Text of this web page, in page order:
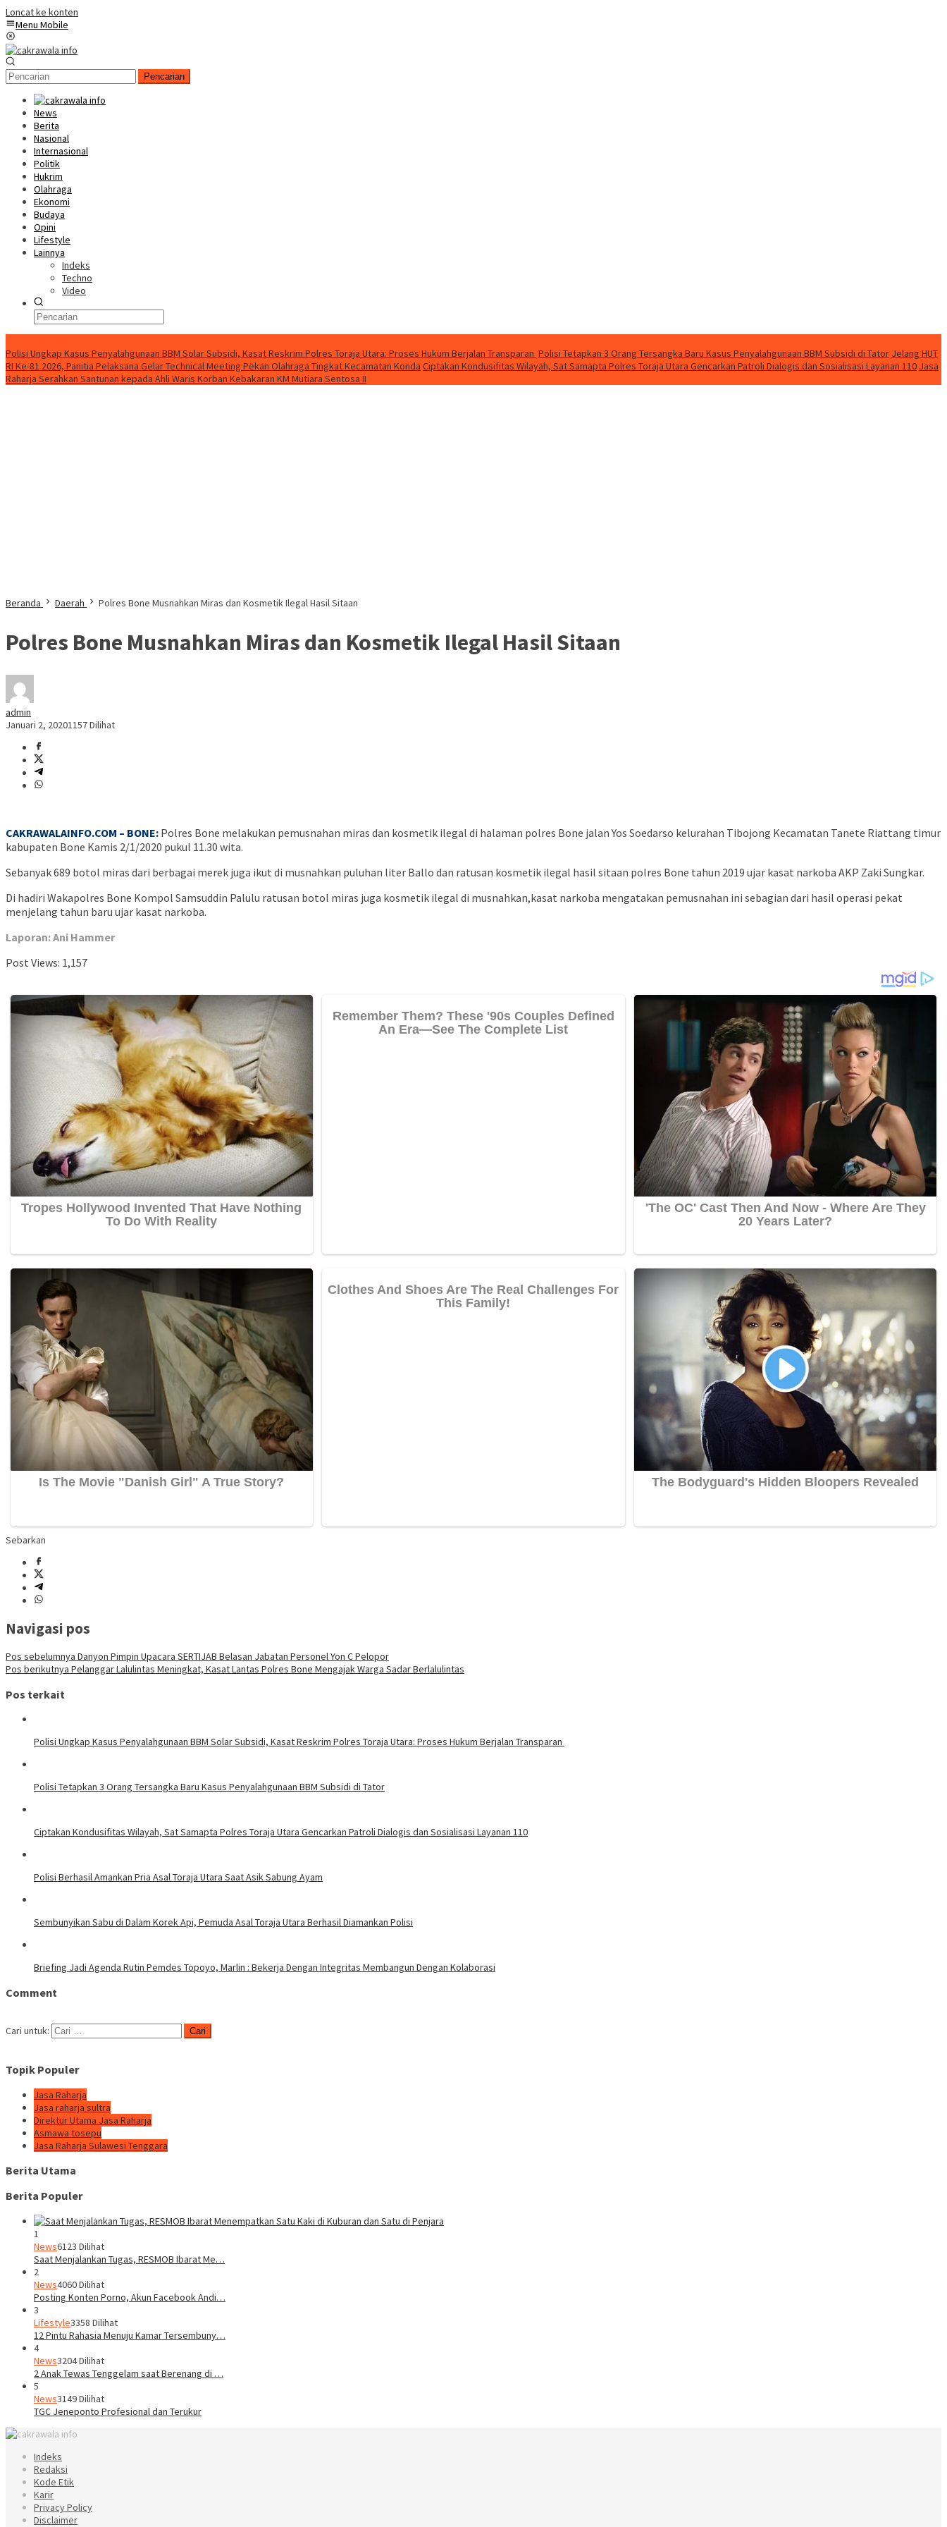
Loncat ke konten
Menu Mobile
Pencarian
News
Berita
Nasional
Internasional
Politik
Hukrim
Olahraga
Ekonomi
Budaya
Opini
Lifestyle
Lainnya
Indeks
Techno
Video
Polisi Ungkap Kasus Penyalahgunaan BBM Solar Subsidi, Kasat Reskrim Polres Toraja Utara: Proses Hukum Berjalan Transparan Polisi Tetapkan 3 Orang Tersangka Baru Kasus Penyalahgunaan BBM Subsidi di Tator Jelang HUT
RI Ke-81 2026, Panitia Pelaksana Gelar Technical Meeting Pekan Olahraga Tingkat Kecamatan Konda Ciptakan Kondusifitas Wilayah, Sat Samapta Polres Toraja Utara Gencarkan Patroli Dialogis dan Sosialisasi Layanan 110 Jasa
Raharja Serahkan Santunan kepada Ahli Waris Korban Kebakaran KM Mutiara Sentosa II
Beranda Daerah Polres Bone Musnahkan Miras dan Kosmetik Ilegal Hasil Sitaan
Polres Bone Musnahkan Miras dan Kosmetik Ilegal Hasil Sitaan
admin
Januari 2, 20201157 Dilihat
CAKRAWALAINFO.COM – BONE: Polres Bone melakukan pemusnahan miras dan kosmetik ilegal di halaman polres Bone jalan Yos Soedarso kelurahan Tibojong Kecamatan Tanete Riattang timur
kabupaten Bone Kamis 2/1/2020 pukul 11.30 wita.
Sebanyak 689 botol miras dari berbagai merek juga ikut di musnahkan puluhan liter Ballo dan ratusan kosmetik ilegal hasil sitaan polres Bone tahun 2019 ujar kasat narkoba AKP Zaki Sungkar.
Di hadiri Wakapolres Bone Kompol Samsuddin Palulu ratusan botol miras juga kosmetik ilegal di musnahkan,kasat narkoba mengatakan pemusnahan ini sebagian dari hasil operasi pekat
menjelang tahun baru ujar kasat narkoba.
Laporan: Ani Hammer
Post Views: 1,157
Sebarkan
Navigasi pos
Pos sebelumnya Danyon Pimpin Upacara SERTIJAB Belasan Jabatan Personel Yon C Pelopor
Pos berikutnya Pelanggar Lalulintas Meningkat, Kasat Lantas Polres Bone Mengajak Warga Sadar Berlalulintas
Pos terkait
Polisi Ungkap Kasus Penyalahgunaan BBM Solar Subsidi, Kasat Reskrim Polres Toraja Utara: Proses Hukum Berjalan Transparan
Polisi Tetapkan 3 Orang Tersangka Baru Kasus Penyalahgunaan BBM Subsidi di Tator
Ciptakan Kondusifitas Wilayah, Sat Samapta Polres Toraja Utara Gencarkan Patroli Dialogis dan Sosialisasi Layanan 110
Polisi Berhasil Amankan Pria Asal Toraja Utara Saat Asik Sabung Ayam
Sembunyikan Sabu di Dalam Korek Api, Pemuda Asal Toraja Utara Berhasil Diamankan Polisi
Briefing Jadi Agenda Rutin Pemdes Topoyo, Marlin : Bekerja Dengan Integritas Membangun Dengan Kolaborasi
Comment
Cari untuk:
Topik Populer
Jasa Raharja
Jasa raharja sultra
Direktur Utama Jasa Raharja
Asmawa tosepu
Jasa Raharja Sulawesi Tenggara
Berita Utama
Berita Populer
1
News6123 Dilihat
Saat Menjalankan Tugas, RESMOB Ibarat Me…
2
News4060 Dilihat
Posting Konten Porno, Akun Facebook Andi…
3
Lifestyle3358 Dilihat
12 Pintu Rahasia Menuju Kamar Tersembuny…
4
News3204 Dilihat
2 Anak Tewas Tenggelam saat Berenang di …
5
News3149 Dilihat
TGC Jeneponto Profesional dan Terukur
Indeks
Redaksi
Kode Etik
Karir
Privacy Policy
Disclaimer